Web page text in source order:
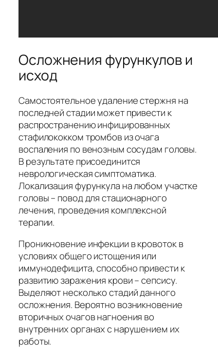
Осложнения фурункулов и
исход
Самостоятельное удаление стержня на
последней стадии может привести к
распространению инфицированных
стафилококком тромбов из очага
воспаления по венозным сосудам головы.
В результате присоединится
неврологическая симптоматика.
Локализация фурункула на любом участке
головы – повод для стационарного
лечения, проведения комплексной
терапии.
Проникновение инфекции в кровоток в
условиях общего истощения или
иммунодефицита, способно привести к
развитию заражения крови – сепсису.
Выделяют несколько стадий данного
осложнения. Вероятно возникновение
вторичных очагов нагноения во
внутренних органах с нарушением их
работы.